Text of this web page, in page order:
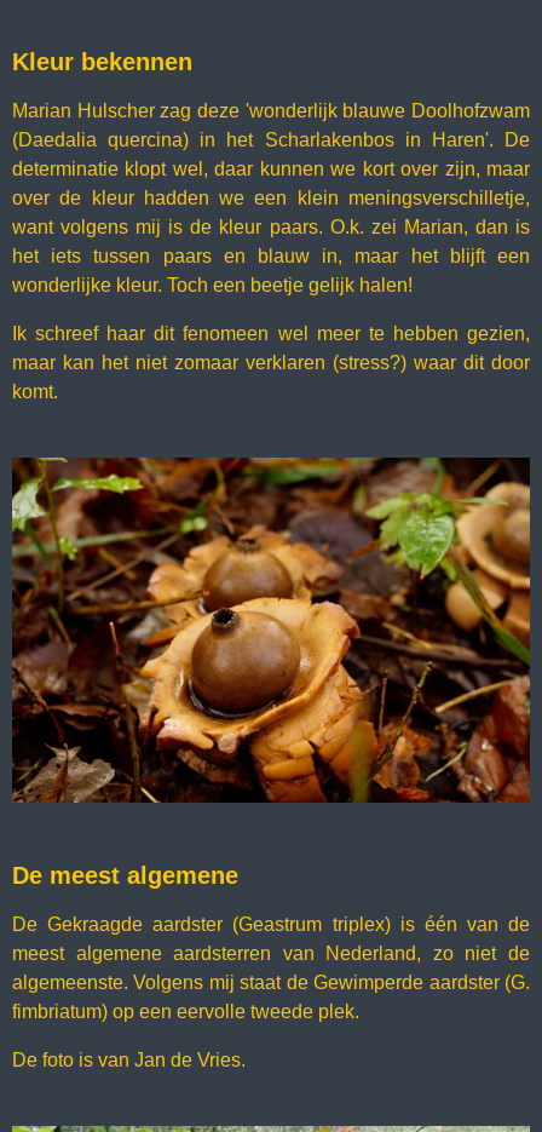
Kleur bekennen
Marian Hulscher zag deze 'wonderlijk blauwe Doolhofzwam
(Daedalia quercina) in het Scharlakenbos in Haren'. De
determinatie klopt wel, daar kunnen we kort over zijn, maar
over de kleur hadden we een klein meningsverschilletje,
want volgens mij is de kleur paars. O.k. zei Marian, dan is
het iets tussen paars en blauw in, maar het blijft een
wonderlijke kleur. Toch een beetje gelijk halen!
Ik schreef haar dit fenomeen wel meer te hebben gezien,
maar kan het niet zomaar verklaren (stress?) waar dit door
komt.
De meest algemene
De Gekraagde aardster (Geastrum triplex) is één van de
meest algemene aardsterren van Nederland, zo niet de
algemeenste. Volgens mij staat de Gewimperde aardster (G.
fimbriatum) op een eervolle tweede plek.
De foto is van Jan de Vries.